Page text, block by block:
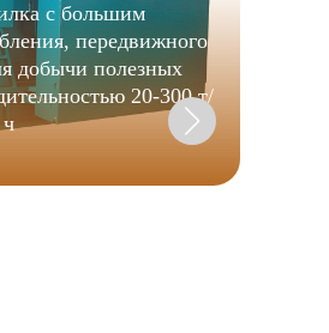
с большим
передвижного
добычи полезных
20-300 т/
ч